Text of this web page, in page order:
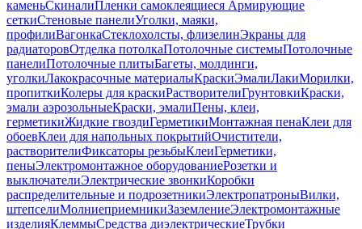
каменьСкиналиПленки самоклеящиеся Армирующие
сеткиСтеновые панелиУголки, маяки,
профилиВагонкаСтеклохолсты, флизелинЭкраны для
радиаторовОтделка потолкаПотолочные системыПотолочные
панелиПотолочные плитыБагеты, молдинги,
уголкиЛакокрасочные материалыКраскиЭмалиЛакиМорилки,
пропиткиКолеры для краскиРастворителиГрунтовкиКраски,
эмали аэрозольныеКраски, эмалиПены, клеи,
герметикиЖидкие гвоздиГерметикиМонтажная пенаКлеи для
обоевКлеи для напольных покрытийОчистители,
растворителиФиксаторы резьбыКлеиГерметики,
пеныЭлектромонтажное оборудованиеРозетки и
выключателиЭлектрические звонкиКоробки
распределительные и подрозетникиЭлектропатроныВилки,
штепселиМолниеприемникиЗаземлениеЭлектромонтажные
изделияКлеммыСредства диэлектрическиеТрубки